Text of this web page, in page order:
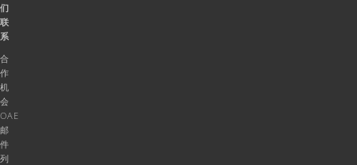
们
联
系
合
作
机
会
OAE
邮
件
列